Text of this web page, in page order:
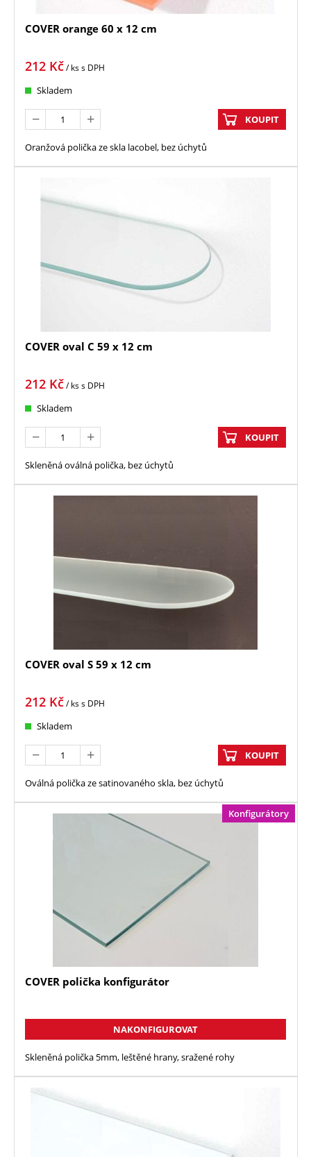
COVER orange 60 x 12 cm
212 Kč/ kss DPH
Skladem
KOUPIT
Oranžová polička ze skla lacobel, bez úchytů
COVER oval C 59 x 12 cm
212 Kč/ kss DPH
Skladem
KOUPIT
Skleněná oválná polička, bez úchytů
COVER oval S 59 x 12 cm
212 Kč/ kss DPH
Skladem
KOUPIT
Oválná polička ze satinovaného skla, bez úchytů
Konfigurátory
COVER polička konfigurátor
NAKONFIGUROVAT
Skleněná polička 5mm, leštěné hrany, sražené rohy